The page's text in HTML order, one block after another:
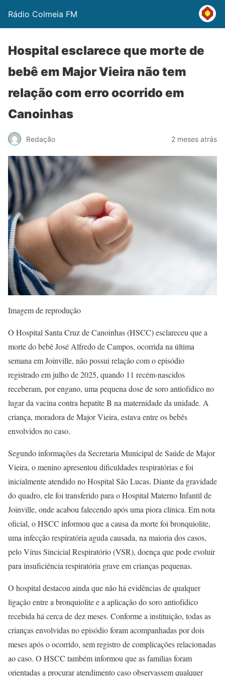
Rádio Colmeia FM
Hospital esclarece que morte de
bebê em Major Vieira não tem
relação com erro ocorrido em
Canoinhas
Redação 2 meses atrás
Imagem de reprodução
O Hospital Santa Cruz de Canoinhas (HSCC) esclareceu que a
morte do bebê José Alfredo de Campos, ocorrida na última
semana em Joinville, não possui relação com o episódio
registrado em julho de 2025, quando 11 recém-nascidos
receberam, por engano, uma pequena dose de soro antiofídico no
lugar da vacina contra hepatite B na maternidade da unidade. A
criança, moradora de Major Vieira, estava entre os bebês
envolvidos no caso.
Segundo informações da Secretaria Municipal de Saúde de Major
Vieira, o menino apresentou dificuldades respiratórias e foi
inicialmente atendido no Hospital São Lucas. Diante da gravidade
do quadro, ele foi transferido para o Hospital Materno Infantil de
Joinville, onde acabou falecendo após uma piora clínica. Em nota
oficial, o HSCC informou que a causa da morte foi bronquiolite,
uma infecção respiratória aguda causada, na maioria dos casos,
pelo Vírus Sincicial Respiratório (VSR), doença que pode evoluir
para insuficiência respiratória grave em crianças pequenas.
O hospital destacou ainda que não há evidências de qualquer
ligação entre a bronquiolite e a aplicação do soro antiofídico
recebida há cerca de dez meses. Conforme a instituição, todas as
crianças envolvidas no episódio foram acompanhadas por dois
meses após o ocorrido, sem registro de complicações relacionadas
ao caso. O HSCC também informou que as famílias foram
orientadas a procurar atendimento caso observassem qualquer